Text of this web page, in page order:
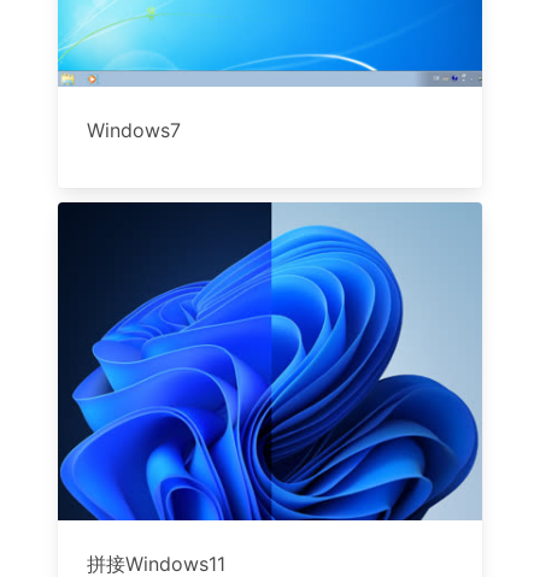
Windows7
拼接Windows11